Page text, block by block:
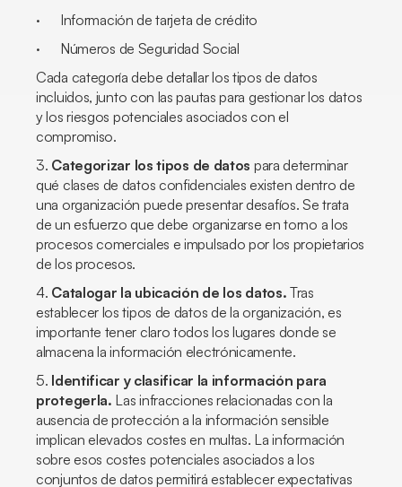
· Información de tarjeta de crédito
· Números de Seguridad Social
Cada categoría debe detallar los tipos de datos
incluidos, junto con las pautas para gestionar los datos
y los riesgos potenciales asociados con el
compromiso.
3. Categorizar los tipos de datos para determinar
qué clases de datos confidenciales existen dentro de
una organización puede presentar desafíos. Se trata
de un esfuerzo que debe organizarse en torno a los
procesos comerciales e impulsado por los propietarios
de los procesos.
4. Catalogar la ubicación de los datos. Tras
establecer los tipos de datos de la organización, es
importante tener claro todos los lugares donde se
almacena la información electrónicamente.
5. Identificar y clasificar la información para
protegerla. Las infracciones relacionadas con la
ausencia de protección a la información sensible
implican elevados costes en multas. La información
sobre esos costes potenciales asociados a los
conjuntos de datos permitirá establecer expectativas